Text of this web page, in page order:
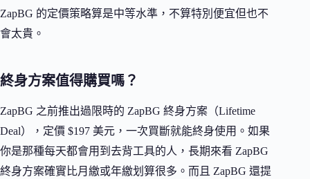
ZapBG 的定價策略算是中等水準，不算特別便宜但也不
會太貴。
終身方案值得購買嗎？
ZapBG 之前推出過限時的 ZapBG 終身方案（Lifetime
Deal），定價 $197 美元，一次買斷就能終身使用。如果
你是那種每天都會用到去背工具的人，長期來看 ZapBG
終身方案確實比月繳或年繳划算很多。而且 ZapBG 還提